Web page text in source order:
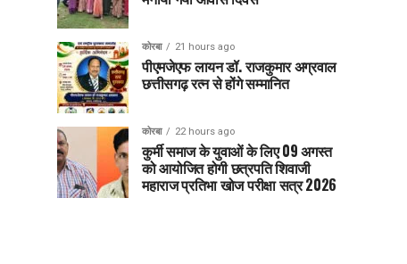
कोरबा 21 hours ago
पीएमजेएफ लायन डॉ. राजकुमार अग्रवाल
छत्तीसगढ़ रत्न से होंगे सम्मानित
कोरबा 22 hours ago
कुर्मी समाज के युवाओं के लिए 09 अगस्त
को आयोजित होगी छत्रपति शिवाजी
महाराज प्रतिभा खोज परीक्षा सत्र 2026